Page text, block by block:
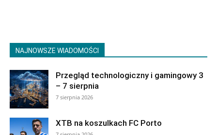
NAJNOWSZE WIADOMOŚCI
Przegląd technologiczny i gamingowy 3
– 7 sierpnia
7 sierpnia 2026
XTB na koszulkach FC Porto